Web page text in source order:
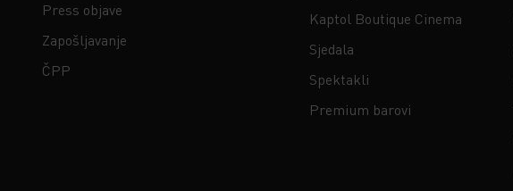
Press objave
Zapošljavanje
ČPP
Kaptol Boutique Cinema
Sjedala
Spektakli
Premium barovi